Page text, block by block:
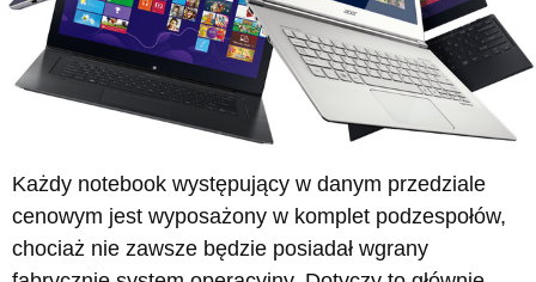
Każdy notebook występujący w danym przedziale
cenowym jest wyposażony w komplet podzespołów,
chociaż nie zawsze będzie posiadał wgrany